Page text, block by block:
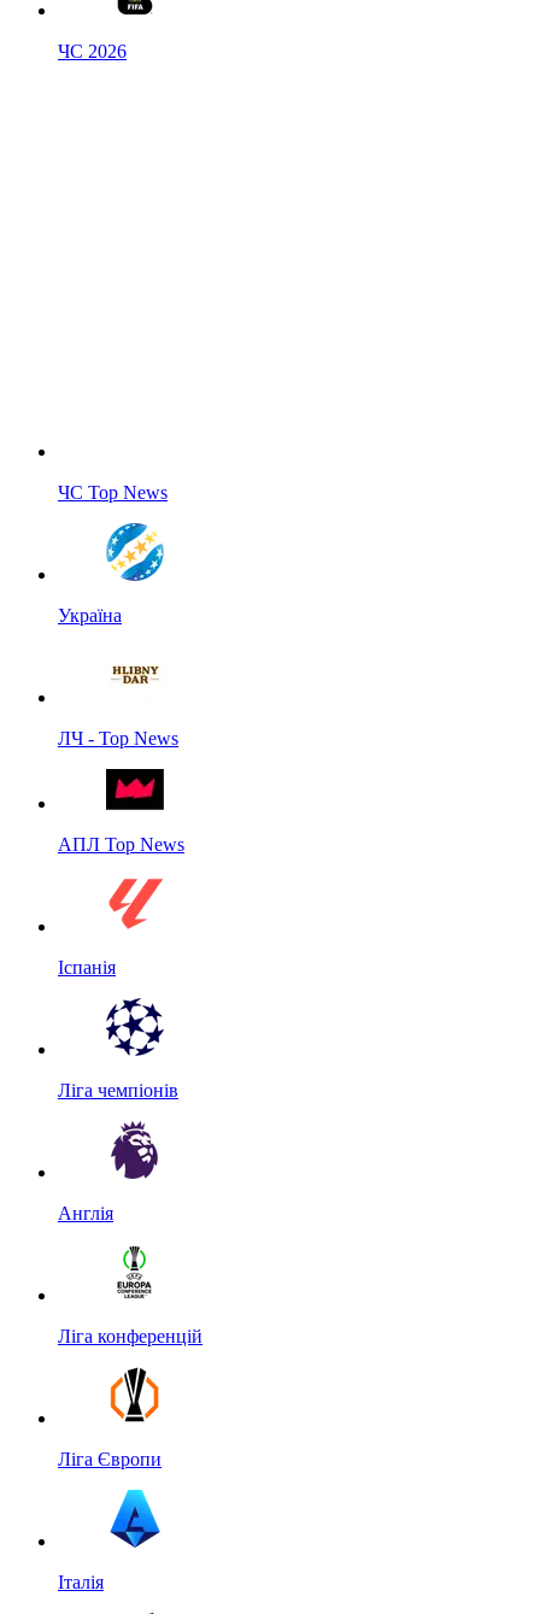
ЧС 2026
ЧС Top News
Україна
ЛЧ - Top News
АПЛ Top News
Іспанія
Ліга чемпіонів
Англія
Ліга конференцій
Ліга Європи
Італія